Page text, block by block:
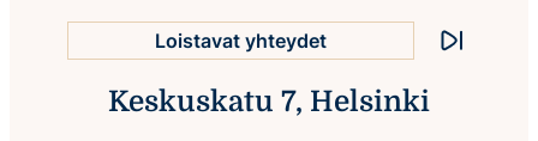
Loistavat yhteydet
Monipuoliset palvelut
Pysäytä
Keskuskatu 7, Helsinki